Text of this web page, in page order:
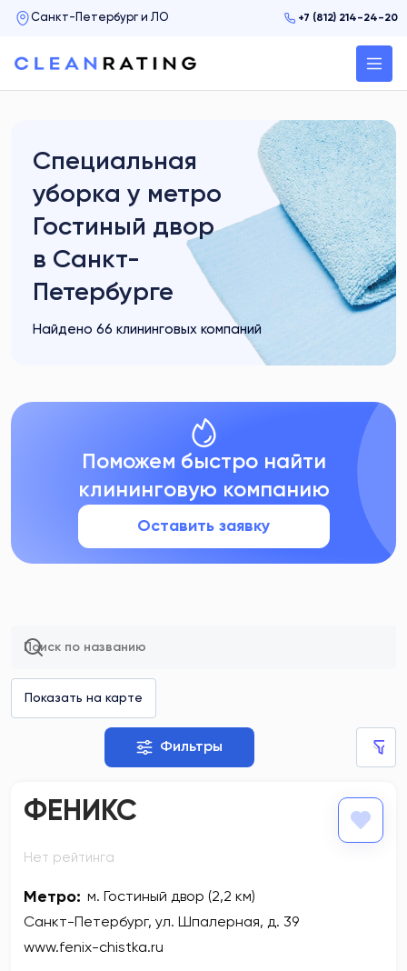
+7 (812) 214-24-20
Специальная
уборка у метро
Гостиный двор
в Санкт-
Петербурге
Найдено 66 клининговых компаний
Поможем быстро найти
клининговую компанию
Оставить заявку
Фильтры
ФЕНИКС
Нет рейтинга
Метро: м. Гостиный двор (2,2 км)
Санкт-Петербург, ул. Шпалерная, д. 39
www.fenix-chistka.ru